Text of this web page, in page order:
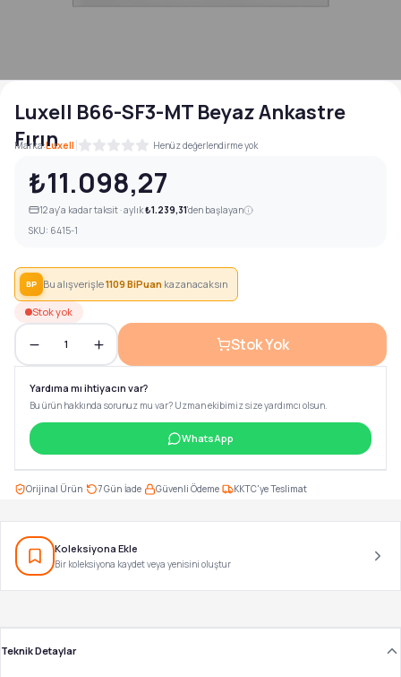
Luxell B66-SF3-MT Beyaz Ankastre
Fırın
Marka:Luxell | Henüz değerlendirme yok
₺11.098,27
12ay'a kadar taksit · aylık₺1.239,31'den başlayan
SKU: 6415-1
BP Bu alışverişle1109BiPuan kazanacaksın
Stok yok
1 Stok Yok
Yardıma mı ihtiyacın var?
Bu ürün hakkında sorunuz mu var? Uzman ekibimiz size yardımcı olsun.
WhatsApp
Orijinal Ürün 7 Gün İade Güvenli Ödeme KKTC'ye Teslimat
Koleksiyona Ekle
Bir koleksiyona kaydet veya yenisini oluştur
Teknik Detaylar